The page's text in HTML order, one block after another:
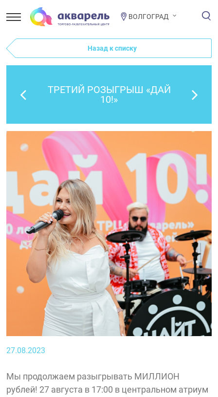
ВОЛГОГРАД
Назад к списку
ТРЕТИЙ РОЗЫГРЫШ «ДАЙ
10!»
27.08.2023
Мы продолжаем разыгрывать МИЛЛИОН
рублей! 27 августа в 17:00 в центральном атриум